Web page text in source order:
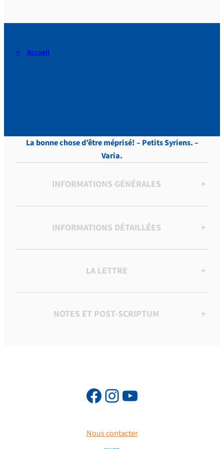
Accueil
La bonne chose d’être méprisé! – Petits Syriens. –
Varia.
INFORMATIONS GÉNÉRALES +
INFORMATIONS DÉTAILLÉES +
LA LETTRE +
NOTES ET POST-SCRIPTUM +
Nous contacter